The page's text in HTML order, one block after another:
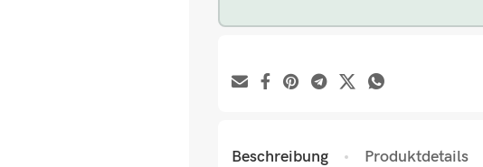
Beschreibung Produktdetails